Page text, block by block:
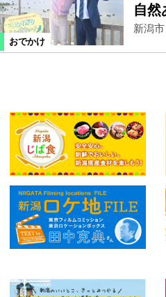
おでかけ
自
新潟